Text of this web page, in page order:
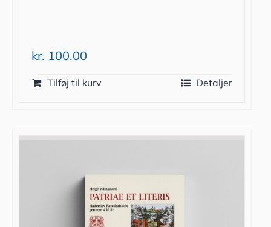
kr. 100.00
Tilføj til kurv Detaljer